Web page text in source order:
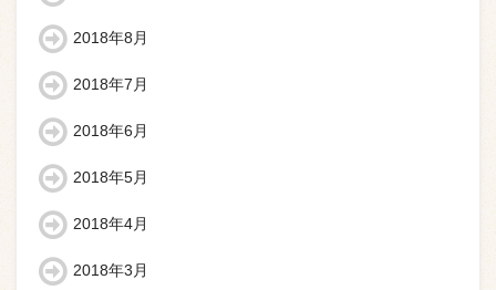
2018年8月
2018年7月
2018年6月
2018年5月
2018年4月
2018年3月